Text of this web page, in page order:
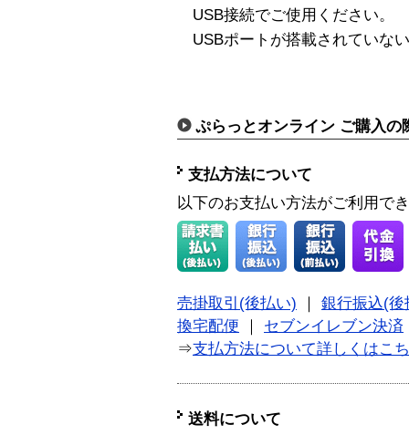
USB接続でご使用ください。
USBポートが搭載されていな
ぷらっとオンライン ご購入の
支払方法について
以下のお支払い方法がご利用で
売掛取引(後払い)
銀行振込(後
換宅配便
セブンイレブン決済
⇒支払方法について詳しくはこ
送料について